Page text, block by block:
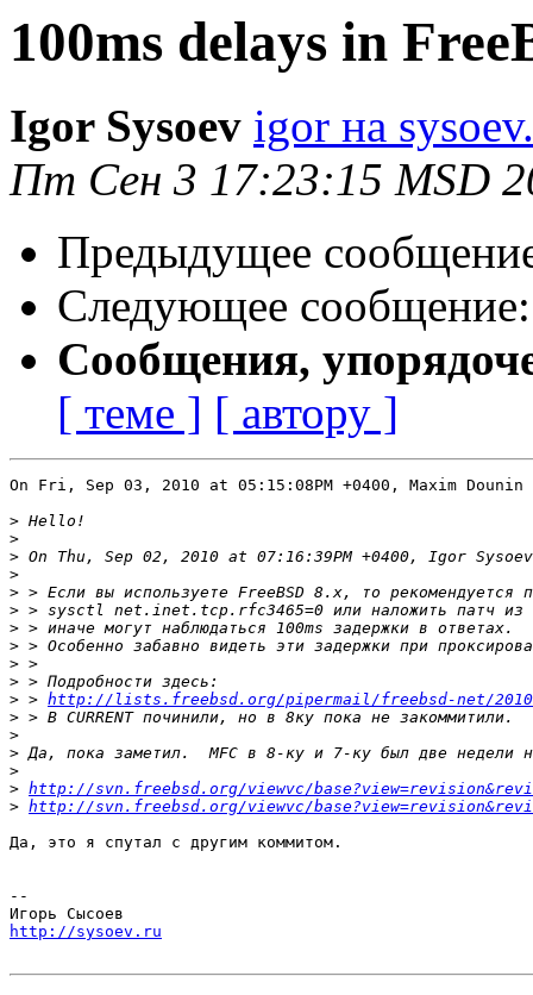
100ms delays in
Igor Sysoev igor на
Пт Сен 3 17:23:15 MSD
Предыдущее
Следующее
Сообщения,
[ теме ] [ автору ]
On Fri, Sep 03, 2010 at 05:15:08PM +0400, Maxim
>
>
>
>
>
>
>
>
>
>
> > http://lists.freebsd.org/pipermail/freebsd-net/
>
>
>
>
> http://svn.freebsd.org/viewvc/
> http://svn.freebsd.org/viewvc/
Да, это я спутал с другим коммитом.
--
http://sysoev.ru